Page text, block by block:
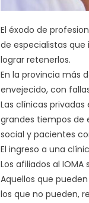
El éxodo de
de especialistas
lograr retenerlos.
En la provincia más
envejecido, con
Las clínicas
grandes tiempos de
social y pacientes
El ingreso a una
Los afiliados al
Aquellos que
los que no pueden,